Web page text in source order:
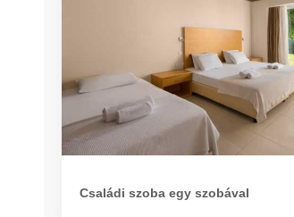
Családi szoba egy szobával